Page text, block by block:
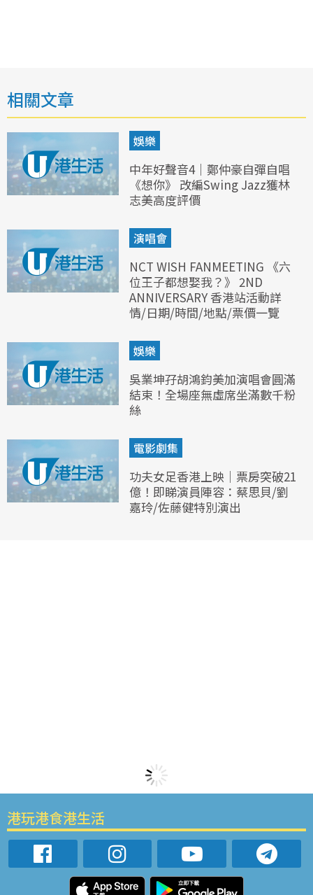
相關文章
娛樂
中年好聲音4｜鄭仲豪自彈自唱
《想你》 改編Swing Jazz獲林
志美高度評價
演唱會
NCT WISH FANMEETING 《六
位王子都想娶我？》 2ND
ANNIVERSARY 香港站活動詳
情/日期/時間/地點/票價一覽
娛樂
吳業坤孖胡鴻鈞美加演唱會圓滿
結束！全場座無虛席坐滿數千粉
絲
電影劇集
功夫女足香港上映｜票房突破21
億！即睇演員陣容：蔡思貝/劉
嘉玲/佐藤健特別演出
港玩港食港生活